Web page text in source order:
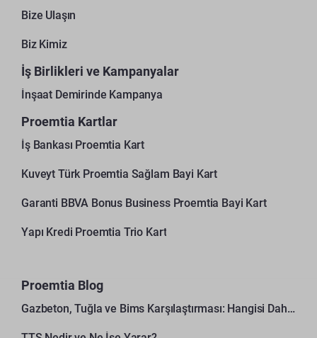
Bize Ulaşın
Biz Kimiz
İş Birlikleri ve Kampanyalar
İnşaat Demirinde Kampanya
Proemtia Kartlar
İş Bankası Proemtia Kart
Kuveyt Türk Proemtia Sağlam Bayi Kart
Garanti BBVA Bonus Business Proemtia Bayi Kart
Yapı Kredi Proemtia Trio Kart
Proemtia Blog
Gazbeton, Tuğla ve Bims Karşılaştırması: Hangisi Daha Avantajlı?